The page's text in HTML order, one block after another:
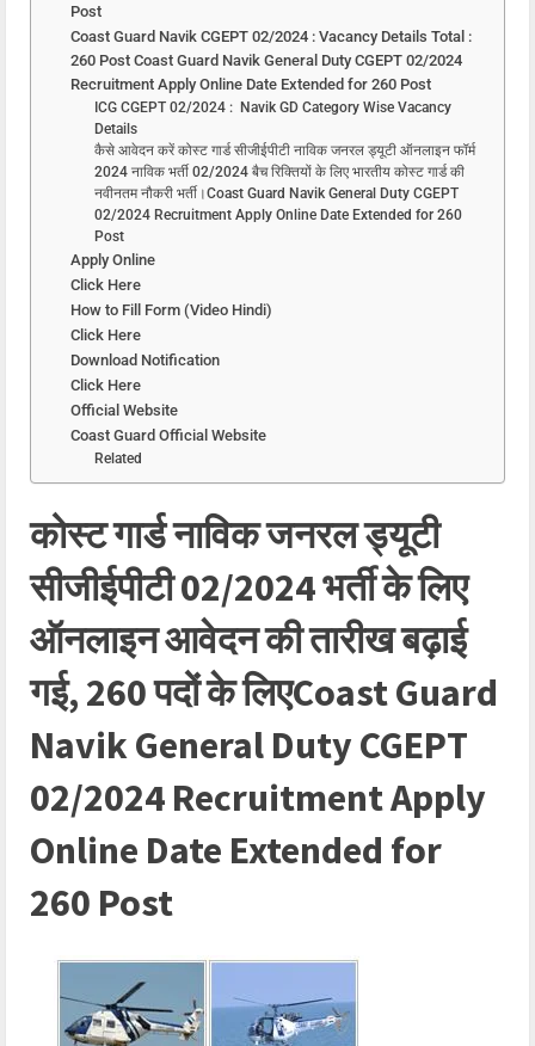
Post
Coast Guard Navik CGEPT 02/2024 : Vacancy Details Total :
260 Post Coast Guard Navik General Duty CGEPT 02/2024
Recruitment Apply Online Date Extended for 260 Post
ICG CGEPT 02/2024 : Navik GD Category Wise Vacancy
Details
कैसे आवेदन करें कोस्ट गार्ड सीजीईपीटी नाविक जनरल ड्यूटी ऑनलाइन फॉर्म
2024 नाविक भर्ती 02/2024 बैच रिक्तियों के लिए भारतीय कोस्ट गार्ड की
नवीनतम नौकरी भर्ती।Coast Guard Navik General Duty CGEPT
02/2024 Recruitment Apply Online Date Extended for 260
Post
Apply Online
Click Here
How to Fill Form (Video Hindi)
Click Here
Download Notification
Click Here
Official Website
Coast Guard Official Website
Related
कोस्ट गार्ड नाविक जनरल ड्यूटी
सीजीईपीटी 02/2024 भर्ती के लिए
ऑनलाइन आवेदन की तारीख बढ़ाई
गई, 260 पदों के लिएCoast Guard
Navik General Duty CGEPT
02/2024 Recruitment Apply
Online Date Extended for
260 Post